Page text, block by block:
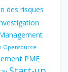
des risques
Opensource
PME